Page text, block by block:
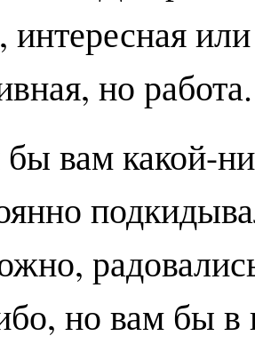
интересная
но работа.
вам какой-
но вам бы в